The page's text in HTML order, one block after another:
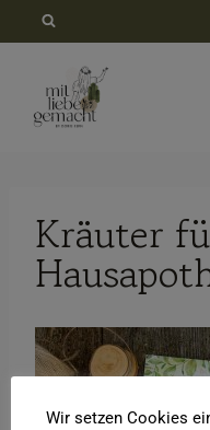
springen
Kräuter
Wir setzen Cookies